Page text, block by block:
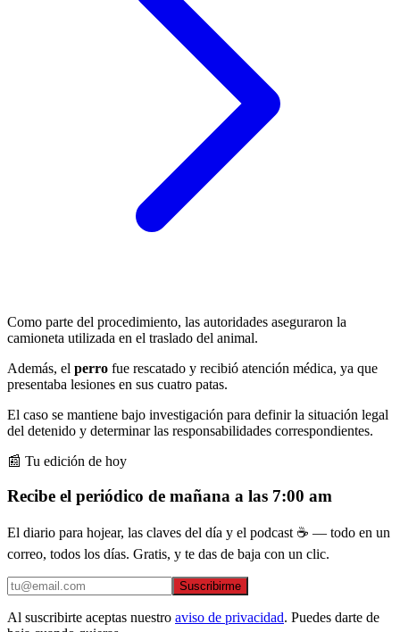
Como parte del procedimiento, las autoridades aseguraron la
camioneta utilizada en el traslado del animal.
Además, el perro fue rescatado y recibió atención médica, ya que
presentaba lesiones en sus cuatro patas.
El caso se mantiene bajo investigación para definir la situación legal
del detenido y determinar las responsabilidades correspondientes.
📰 Tu edición de hoy
Recibe el periódico de mañana a las 7:00 am
El diario para hojear, las claves del día y el podcast ☕ — todo en un
correo, todos los días. Gratis, y te das de baja con un clic.
Suscribirme
Al suscribirte aceptas nuestro aviso de privacidad. Puedes darte de